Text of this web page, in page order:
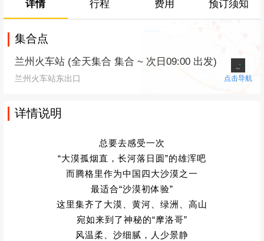
详情 行程 费用 预订须知
集合点
兰州火车站 (全天集合 集合 ~ 次日09:00 出发)
兰州火车站东出口 点击导航
详情说明
总要去感受一次
“大漠孤烟直，长河落日圆”的雄浑吧
而腾格里作为中国四大沙漠之一
最适合“沙漠初体验”
这里集齐了大漠、黄河、绿洲、高山
宛如来到了神秘的“摩洛哥”
风温柔、沙细腻，人少景静